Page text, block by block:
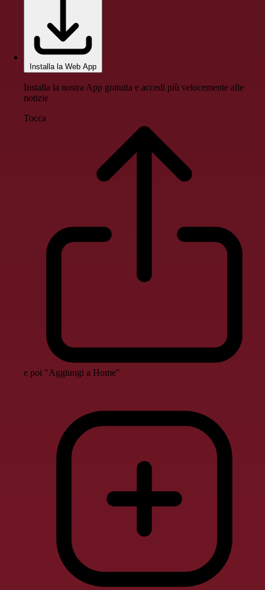
Installa la Web App
Installa la nostra App gratuita e accedi più velocemente alle
notizie
Tocca
e poi "Aggiungi a Home"